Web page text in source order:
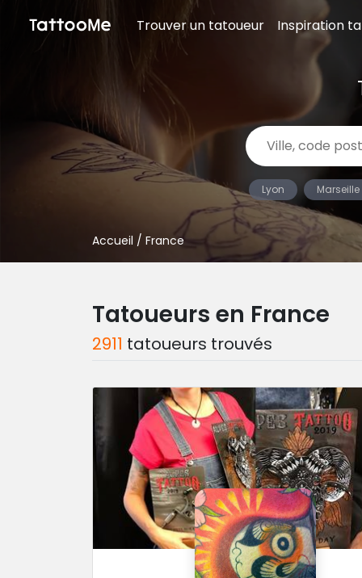
Trouver un tatoueur Inspiration
Lyon Marseille
Accueil / France
Tatoueurs en France
2911 tatoueurs trouvés